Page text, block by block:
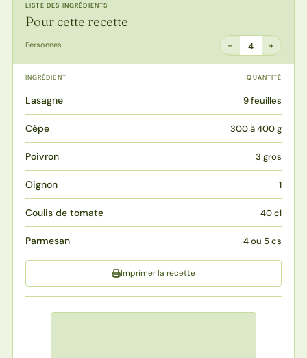
LISTE DES INGRÉDIENTS
Pour cette recette
Personnes − 4 +
INGRÉDIENT QUANTITÉ
Lasagne 9 feuilles
Cèpe 300 à 400 g
Poivron 3 gros
Oignon 1
Coulis de tomate 40 cl
Parmesan 4 ou 5 cs
Imprimer la recette